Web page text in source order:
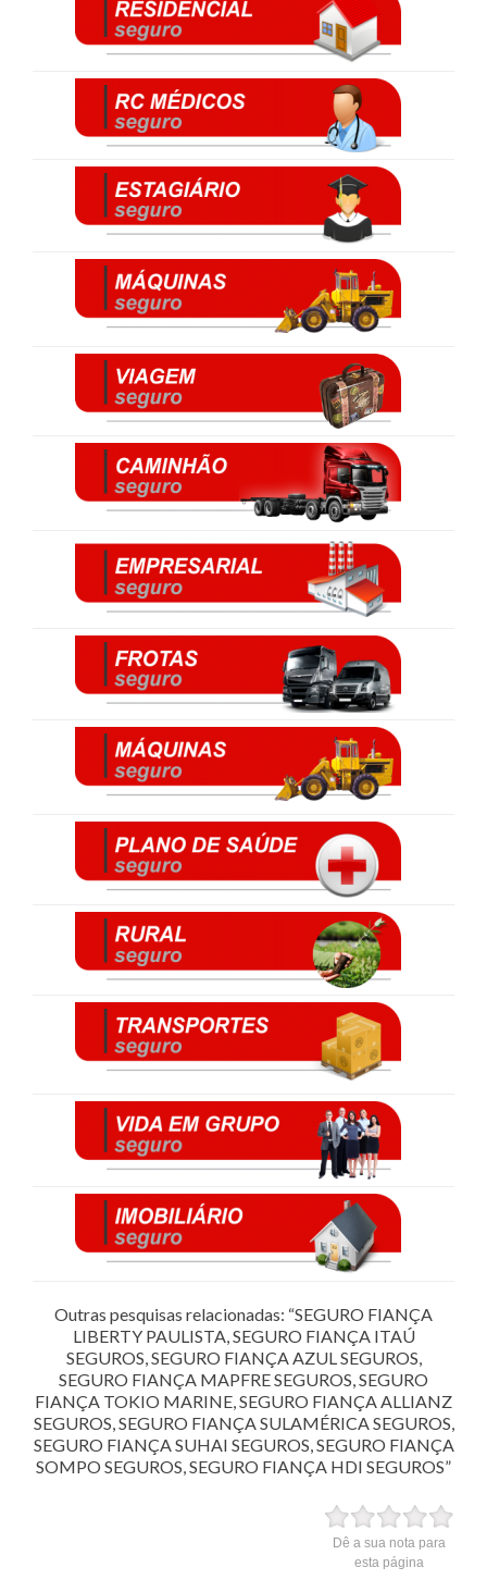
Outras pesquisas relacionadas: “SEGURO FIANÇA
LIBERTY PAULISTA, SEGURO FIANÇA ITAÚ
SEGUROS, SEGURO FIANÇA AZUL SEGUROS,
SEGURO FIANÇA MAPFRE SEGUROS, SEGURO
FIANÇA TOKIO MARINE, SEGURO FIANÇA ALLIANZ
SEGUROS, SEGURO FIANÇA SULAMÉRICA SEGUROS,
SEGURO FIANÇA SUHAI SEGUROS, SEGURO FIANÇA
SOMPO SEGUROS, SEGURO FIANÇA HDI SEGUROS”
Dê a sua nota para
esta página